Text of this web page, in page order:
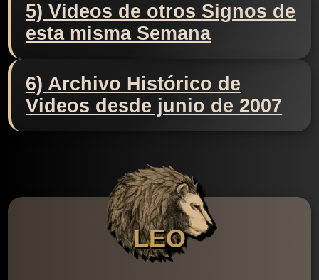
5) Videos de otros Signos de
esta misma Semana
6) Archivo Histórico de
Videos desde junio de 2007
LEO